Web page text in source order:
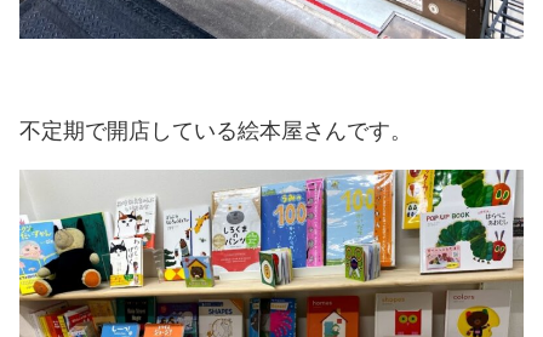
不定期で開店している絵本屋さんです。